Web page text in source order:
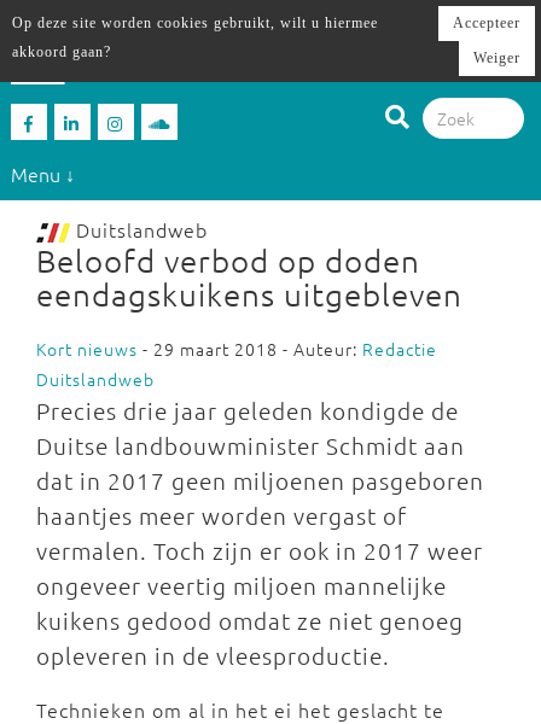
Menu ↓
Duitslandweb
Beloofd verbod op doden
eendagskuikens uitgebleven
Kort nieuws - 29 maart 2018 - Auteur: Redactie
Duitslandweb
Precies drie jaar geleden kondigde de
Duitse landbouwminister Schmidt aan
dat in 2017 geen miljoenen pasgeboren
haantjes meer worden vergast of
vermalen. Toch zijn er ook in 2017 weer
ongeveer veertig miljoen mannelijke
kuikens gedood omdat ze niet genoeg
opleveren in de vleesproductie.
Technieken om al in het ei het geslacht te
Op deze site worden cookies gebruikt, wilt u hiermee
akkoord gaan?
Accepteer
Weiger